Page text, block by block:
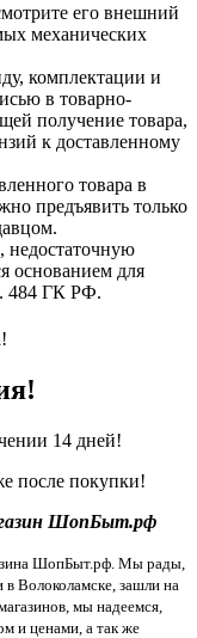
его внешний
механических
комплектации и
в товарно-
получение товара,
к доставленному
товара в
предъявить только
недостаточную
основанием для
484 ГК РФ.
14 дней!
после покупки!
ШопБыт.рф
ШопБыт.рф. Мы рады,
Волоколамске, зашли на
мы надеемся,
и ценами, а так же